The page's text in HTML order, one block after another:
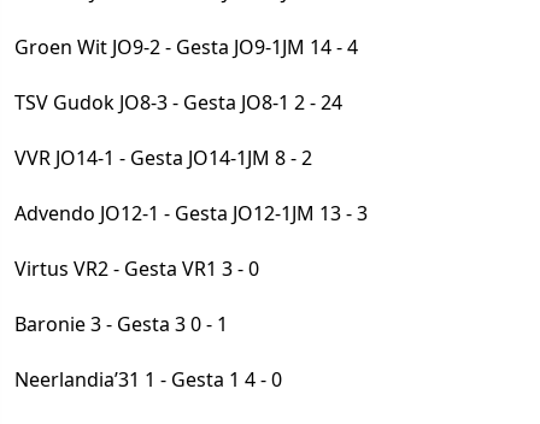
Groen Wit JO9-2 - Gesta JO9-1JM 14 - 4
TSV Gudok JO8-3 - Gesta JO8-1 2 - 24
VVR JO14-1 - Gesta JO14-1JM 8 - 2
Advendo JO12-1 - Gesta JO12-1JM 13 - 3
Virtus VR2 - Gesta VR1 3 - 0
Baronie 3 - Gesta 3 0 - 1
Neerlandia’31 1 - Gesta 1 4 - 0